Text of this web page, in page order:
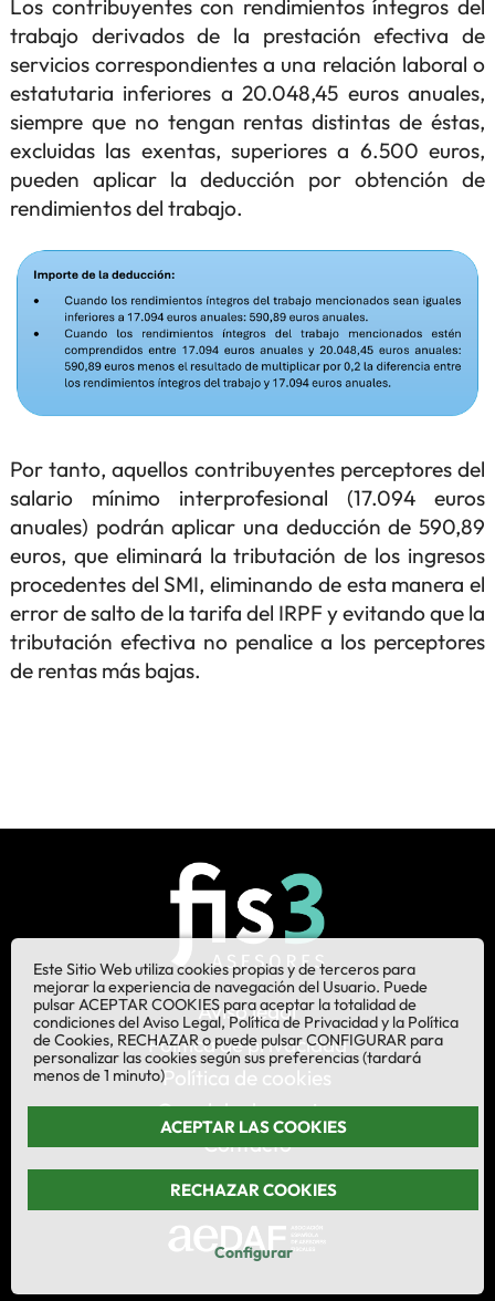
Los contribuyentes con rendimientos íntegros del
trabajo derivados de la prestación efectiva de
servicios correspondientes a una relación laboral o
estatutaria inferiores a 20.048,45 euros anuales,
siempre que no tengan rentas distintas de éstas,
excluidas las exentas, superiores a 6.500 euros,
pueden aplicar la deducción por obtención de
rendimientos del trabajo.
Por tanto, aquellos contribuyentes perceptores del
salario mínimo interprofesional (17.094 euros
anuales) podrán aplicar una deducción de 590,89
euros, que eliminará la tributación de los ingresos
procedentes del SMI, eliminando de esta manera el
error de salto de la tarifa del IRPF y evitando que la
tributación efectiva no penalice a los perceptores
de rentas más bajas.
Aviso legal
Política de privacidad
Política de cookies
Canal de denuncias
Contacto
¡Síganos en LinkedIn!
Este Sitio Web utiliza cookies propias y de terceros para
mejorar la experiencia de navegación del Usuario. Puede
pulsar ACEPTAR COOKIES para aceptar la totalidad de
condiciones del Aviso Legal, Política de Privacidad y la Política
de Cookies, RECHAZAR o puede pulsar CONFIGURAR para
personalizar las cookies según sus preferencias (tardará
menos de 1 minuto)
ACEPTAR LAS COOKIES
RECHAZAR COOKIES
Configurar